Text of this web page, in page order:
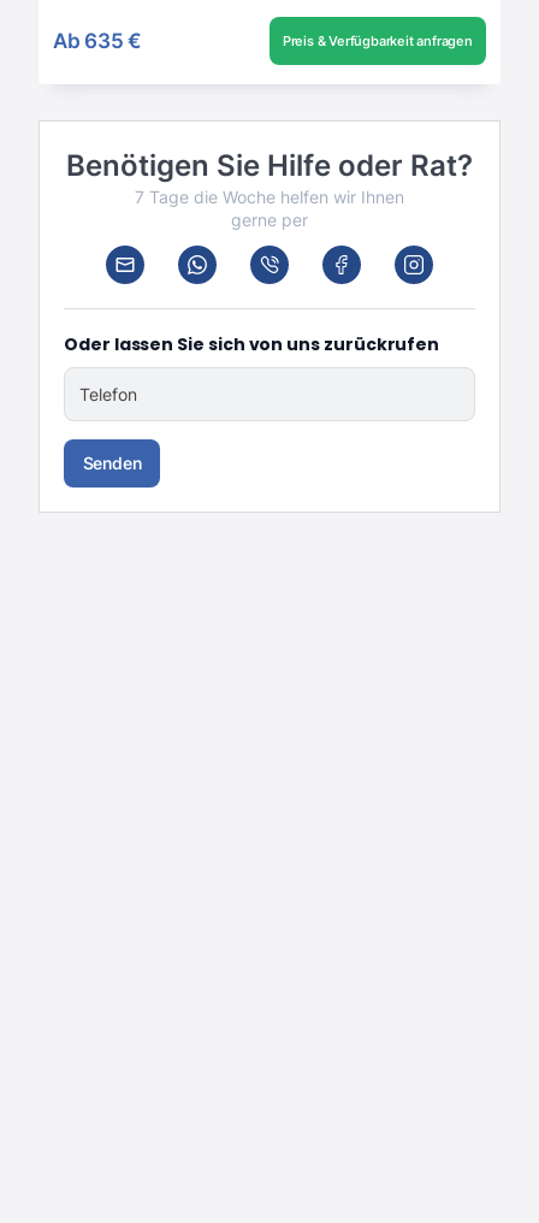
Ab 635 € Preis & Verfügbarkeit anfragen
Benötigen Sie Hilfe oder Rat?
7 Tage die Woche helfen wir Ihnen
gerne per
Oder lassen Sie sich von uns zurückrufen
Telefon
Senden